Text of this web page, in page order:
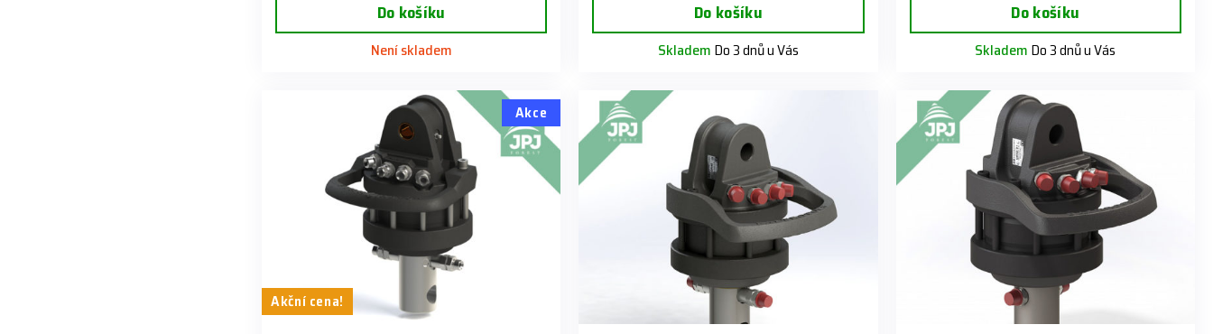
Do košíku
Není skladem
Do košíku
Skladem Do 3 dnů u Vás
Do košíku
Skladem Do 3 dnů u Vás
Akce
Akční cena!